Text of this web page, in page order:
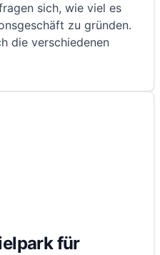
sich, wie viel es
zu gründen.
die verschiedenen
für